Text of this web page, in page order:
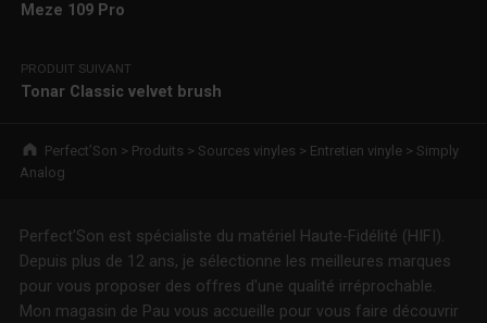
Meze 109 Pro
PRODUIT SUIVANT
Tonar Classic velvet brush
Breadcrumbs navigation
Perfect’Son > Produits > Sources vinyles > Entretien vinyle> Simply
Analog
Perfect'Son est spécialiste du matériel Haute-Fidélité (HIFI).
Depuis plus de 12 ans, je sélectionne les meilleures marques
pour vous proposer des offres d'une qualité irréprochable.
Mon magasin de Pau vous accueille pour vous faire découvrir